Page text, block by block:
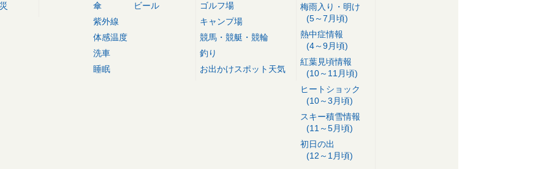
傘
紫外線
体感温度
洗車
睡眠
ビール
ゴルフ場
キャンプ場
競馬・競艇・競輪
釣り
お出かけスポット天気
梅雨入り・明け
(5～7月頃)
熱中症情報
(4～9月頃)
紅葉見頃情報
(10～11月頃)
ヒートショック
(10～3月頃)
スキー積雪情報
(11～5月頃)
初日の出
(12～1月頃)